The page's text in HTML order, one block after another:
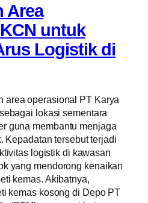
Area
untuk
Logistik di
area operasional PT Karya
lokasi sementara
guna membantu menjaga
Kepadatan tersebut terjadi
logistik di kawasan
yang mendorong kenaikan
kemas. Akibatnya,
kemas kosong di Depo PT